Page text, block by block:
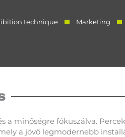
technique Marketing
a minőségre fókuszálva.
a jövő legmodernebb